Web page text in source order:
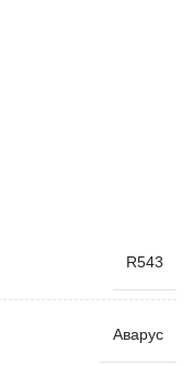
R543
Аварус